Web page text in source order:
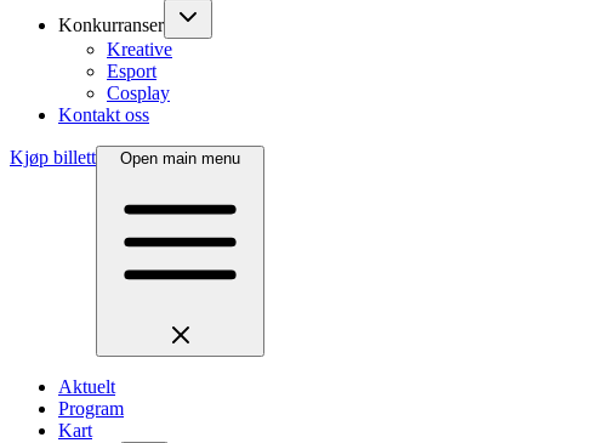
Konkurranser
Kreative
Esport
Cosplay
Kontakt oss
Kjøp billett Open main menu
Aktuelt
Program
Kart